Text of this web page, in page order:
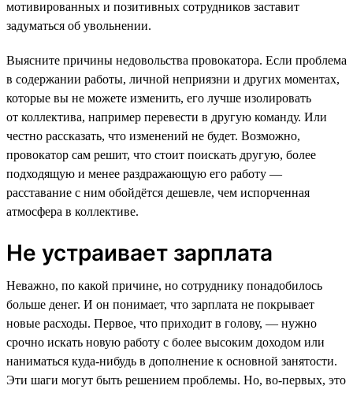
мотивированных и позитивных сотрудников заставит
задуматься об увольнении.
Выясните причины недовольства провокатора. Если проблема
в содержании работы, личной неприязни и других моментах,
которые вы не можете изменить, его лучше изолировать
от коллектива, например перевести в другую команду. Или
честно рассказать, что изменений не будет. Возможно,
провокатор сам решит, что стоит поискать другую, более
подходящую и менее раздражающую его работу —
расставание с ним обойдётся дешевле, чем испорченная
атмосфера в коллективе.
Не устраивает зарплата
Неважно, по какой причине, но сотруднику понадобилось
больше денег. И он понимает, что зарплата не покрывает
новые расходы. Первое, что приходит в голову, — нужно
срочно искать новую работу с более высоким доходом или
наниматься куда-нибудь в дополнение к основной занятости.
Эти шаги могут быть решением проблемы. Но, во-первых, это